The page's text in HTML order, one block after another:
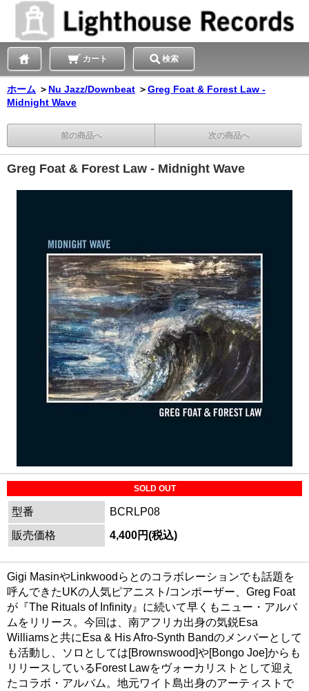
カート 検索
ホーム ＞ Nu Jazz/Downbeat ＞Greg Foat & Forest Law -
Midnight Wave
前の商品へ 次の商品へ
Greg Foat & Forest Law - Midnight Wave
SOLD OUT
型番
BCRLP08
販売価格
4,400円(税込)
Gigi MasinやLinkwoodらとのコラボレーションでも話題を
呼んできたUKの人気ピアニスト/コンポーザー、Greg Foat
が『The Rituals of Infinity』に続いて早くもニュー・アルバ
ムをリリース。今回は、南アフリカ出身の気鋭Esa
Williamsと共にEsa & His Afro-Synth Bandのメンバーとして
も活動し、ソロとしては[Brownswood]や[Bongo Joe]からも
リリースしているForest Lawをヴォーカリストとして迎え
たコラボ・アルバム。地元ワイト島出身のアーティストで